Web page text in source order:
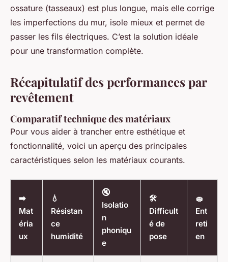
ossature (tasseaux) est plus longue, mais elle corrige
les imperfections du mur, isole mieux et permet de
passer les fils électriques. C’est la solution idéale
pour une transformation complète.
Récapitulatif des performances par
revêtement
Comparatif technique des matériaux
Pour vous aider à trancher entre esthétique et
fonctionnalité, voici un aperçu des principales
caractéristiques selon les matériaux courants.
➡️
Mat
éria
ux
💧
Résistan
ce
humidité
🔇
Isolatio
n
phoniqu
e
🛠️
Difficult
é de
pose
🧽
Ent
reti
en